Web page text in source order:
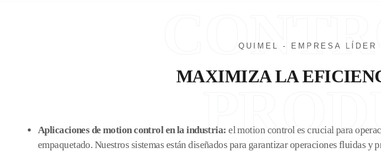
QUIMEL - EMPRESA LÍDER
MAXIMIZA LA
Aplicaciones de motion control en la industria:el motion control es crucial para
empaquetado. Nuestros sistemas están diseñados para garantizar operaciones fluidas